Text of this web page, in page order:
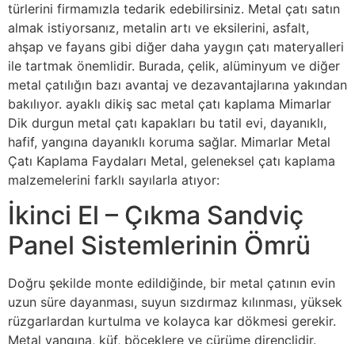
türlerini firmamızla tedarik edebilirsiniz. Metal çatı satın
almak istiyorsanız, metalin artı ve eksilerini, asfalt,
ahşap ve fayans gibi diğer daha yaygın çatı materyalleri
ile tartmak önemlidir. Burada, çelik, alüminyum ve diğer
metal çatılığın bazı avantaj ve dezavantajlarına yakından
bakılıyor. ayaklı dikiş sac metal çatı kaplama Mimarlar
Dik durgun metal çatı kapakları bu tatil evi, dayanıklı,
hafif, yangına dayanıklı koruma sağlar. Mimarlar Metal
Çatı Kaplama Faydaları Metal, geleneksel çatı kaplama
malzemelerini farklı sayılarla atıyor:
İkinci El – Çıkma Sandviç
Panel Sistemlerinin Ömrü
Doğru şekilde monte edildiğinde, bir metal çatının evin
uzun süre dayanması, suyun sızdırmaz kılınması, yüksek
rüzgarlardan kurtulma ve kolayca kar dökmesi gerekir.
Metal yangına, küf, böceklere ve çürüme dirençlidir.